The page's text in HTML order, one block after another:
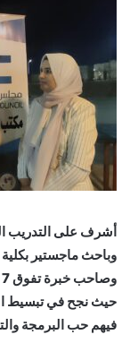
أشرف على التدريب
وباحث ماجستير بكلية
حيث نجح في تبسيط
فيهم حب البرمجة